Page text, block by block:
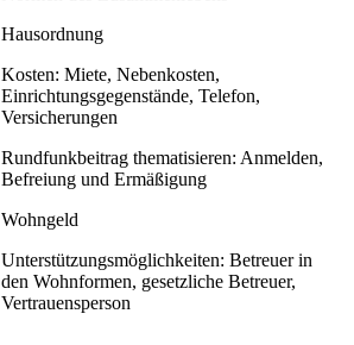
Hausordnung
Kosten: Miete, Nebenkosten,
Einrichtungsgegenstände, Telefon,
Versicherungen
Rundfunkbeitrag thematisieren: Anmelden,
Befreiung und Ermäßigung
Wohngeld
Unterstützungsmöglichkeiten: Betreuer in
den Wohnformen, gesetzliche Betreuer,
Vertrauensperson